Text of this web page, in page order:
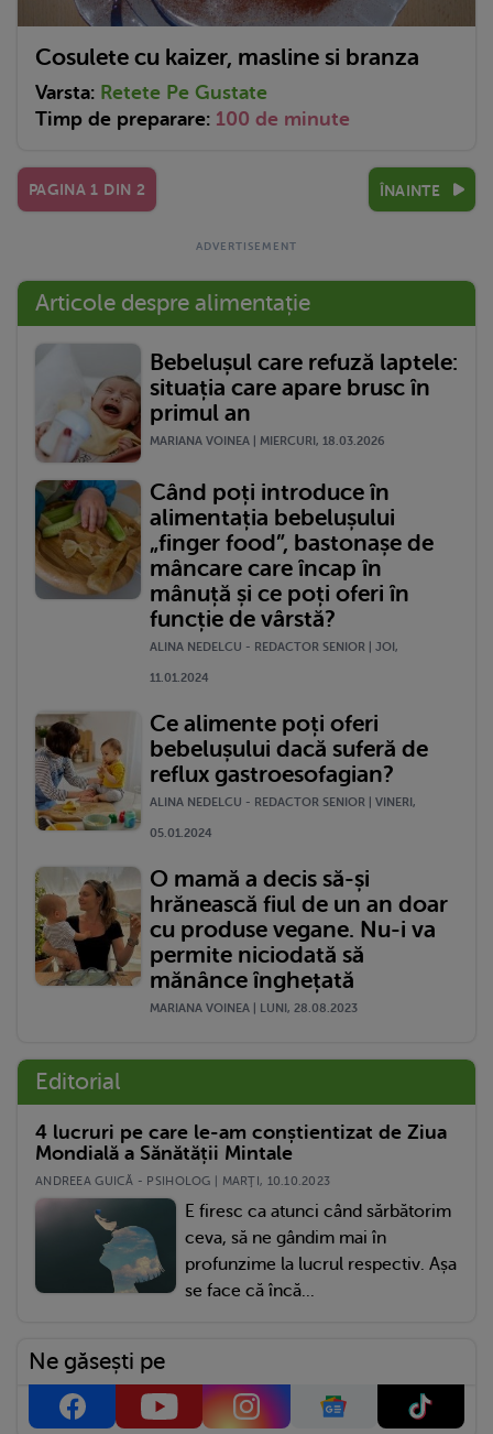
Cosulete cu kaizer, masline si branza
Varsta: Retete Pe Gustate
Timp de preparare: 100 de minute
PAGINA 1 DIN 2 ÎNAINTE
Articole despre alimentație
Bebelușul care refuză laptele:
situația care apare brusc în
primul an
MARIANA VOINEA | MIERCURI, 18.03.2026
Când poți introduce în
alimentația bebelușului
„finger food”, bastonașe de
mâncare care încap în
mânuță și ce poți oferi în
funcție de vârstă?
ALINA NEDELCU - REDACTOR SENIOR | JOI,
11.01.2024
Ce alimente poți oferi
bebelușului dacă suferă de
reflux gastroesofagian?
ALINA NEDELCU - REDACTOR SENIOR | VINERI,
05.01.2024
O mamă a decis să-și
hrănească fiul de un an doar
cu produse vegane. Nu-i va
permite niciodată să
mănânce înghețată
MARIANA VOINEA | LUNI, 28.08.2023
Editorial
4 lucruri pe care le-am conștientizat de Ziua
Mondială a Sănătății Mintale
ANDREEA GUICĂ - PSIHOLOG | MARŢI, 10.10.2023
E firesc ca atunci când sărbătorim
ceva, să ne gândim mai în
profunzime la lucrul respectiv. Așa
se face că încă...
Ne găsești pe